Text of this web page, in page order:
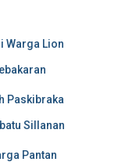
Warga Lion
Paskibraka
Sillanan
Pantan